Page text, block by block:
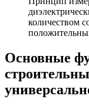
количеством
Основные